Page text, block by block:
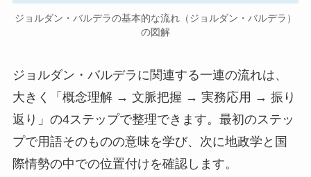
ジョルダン・バルデラの基本的な流れ（ジョルダン・バルデラ）
の図解
ジョルダン・バルデラに関連する一連の流れは、
大きく「概念理解 → 文脈把握 → 実務応用 → 振り
返り」の4ステップで整理できます。最初のステッ
プで用語そのものの意味を学び、次に地政学と国
際情勢の中での位置付けを確認します。